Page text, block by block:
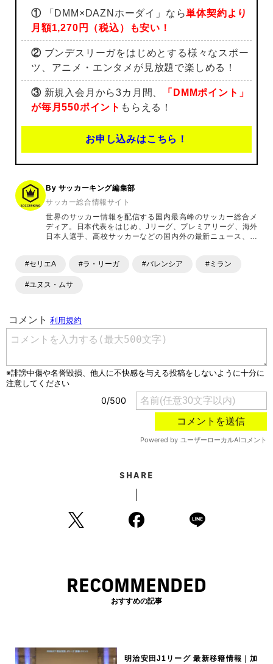
①「DMM×DAZNホーダイ」なら単体契約より
月額1,270円（税込）も安い！
②ブンデスリーガをはじめとする様々なスポー
ツ、アニメ・エンタメが見放題で楽しめる！
③新規入会月から3カ月間、
「DMMポイント」
が毎月550ポイント もらえる！
お申し込みはこちら！
By サッカーキング編集部
サッカー総合情報サイト
世界のサッカー情報を配信する国内最高峰のサッカー総合メ
ディア。日本代表をはじめ、Jリーグ、プレミアリーグ、海外
日本人選手、高校サッカーなどの国内外の最新ニュース、コ
ます。「X」「Instagram」「YouTube」「TikTok」など、
#セリエA #ラ・リーガ #バレンシア #ミラン
#ユヌス・ムサ
SHARE
RECOMMENDED
おすすめの記事
明治安田J1リーグ 最新移籍情報｜加